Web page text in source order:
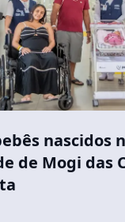
nascidos
de Mogi das